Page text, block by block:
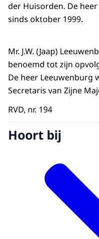
der Huisorden. De
sinds oktober 1999.
Mr. J.W. (Jaap)
benoemd tot zijn
De heer Leeuwenburg
Secretaris van Zijne
RVD, nr. 194
Hoort bij